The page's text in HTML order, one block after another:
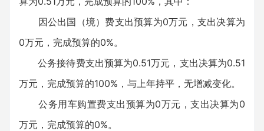
因公出国（境）费支出预算为0万元，支出决算为
0万元，完成预算的0%。
公务接待费支出预算为0.51万元，支出决算为0.51
万元，完成预算的100%，与上年持平，无增减变化。
公务用车购置费支出预算为0万元，支出决算为0
万元，完成预算的0%。